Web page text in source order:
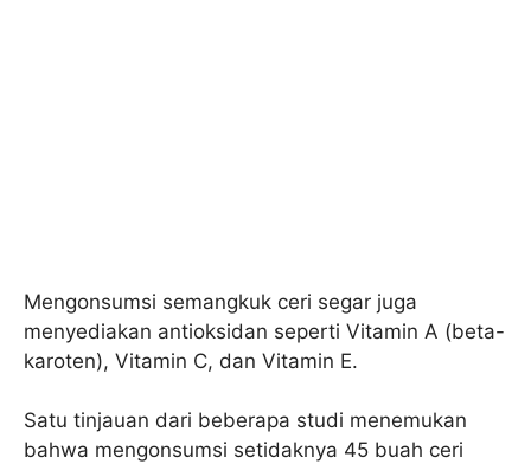
Mengonsumsi semangkuk ceri segar juga
menyediakan antioksidan seperti Vitamin A (beta-
karoten), Vitamin C, dan Vitamin E.
Satu tinjauan dari beberapa studi menemukan
bahwa mengonsumsi setidaknya 45 buah ceri